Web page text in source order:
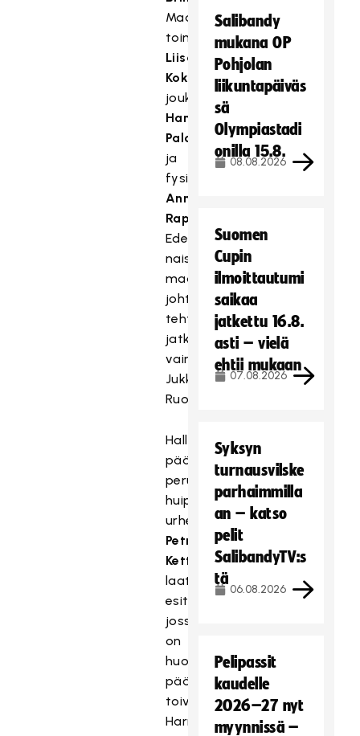
Maalivahtivalmentajana
toimii
Liisa
Kokkonen,
joukkueenjohtajana
Hanna
Palomäki
ja
fysioterapeuttina
Anne
Rapola
Edellisestä
naisten
maajoukkueen
johtoryhmästä
tehtävässään
jatkaa
vain
Jukka
Ruotsalainen.
Hallituksen
päätös
perustui
huippu-
urheilujohtaja
Petri
Kettusen
laatimaan
esitykseen,
jossa
on
huomioitu
päävalmentajan
toiveet.
Harnesk
Salibandy
mukana OP
Pohjolan
liikuntapäiväs
sä
Olympiastadi
onilla 15.8.
08.08.2026
Suomen
Cupin
ilmoittautumi
saikaa
jatkettu 16.8.
asti – vielä
ehtii mukaan
07.08.2026
Syksyn
turnausvilske
parhaimmilla
an – katso
pelit
SalibandyTV:s
tä
06.08.2026
Pelipassit
kaudelle
2026–27 nyt
myynnissä –